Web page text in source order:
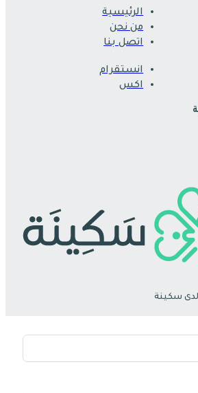
الرئيسية
من نحن
اتصل بنا
انستقرام
اكس